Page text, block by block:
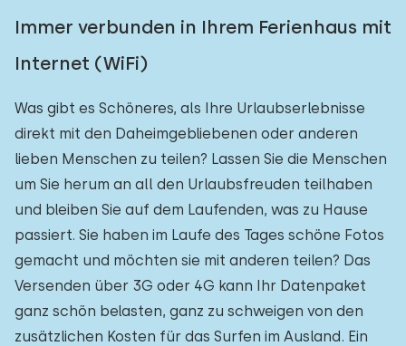
Immer verbunden in Ihrem Ferienhaus mit
Internet (WiFi)
Was gibt es Schöneres, als Ihre Urlaubserlebnisse
direkt mit den Daheimgebliebenen oder anderen
lieben Menschen zu teilen? Lassen Sie die Menschen
um Sie herum an all den Urlaubsfreuden teilhaben
und bleiben Sie auf dem Laufenden, was zu Hause
passiert. Sie haben im Laufe des Tages schöne Fotos
gemacht und möchten sie mit anderen teilen? Das
Versenden über 3G oder 4G kann Ihr Datenpaket
ganz schön belasten, ganz zu schweigen von den
zusätzlichen Kosten für das Surfen im Ausland. Ein